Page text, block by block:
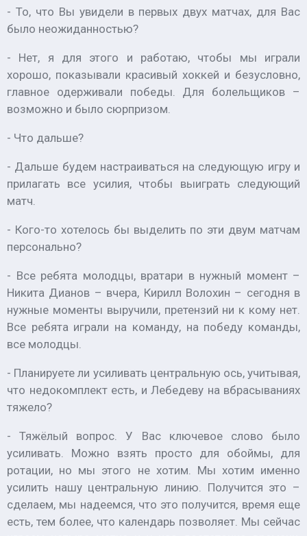
- То, что Вы увидели в первых двух матчах, для Вас
было неожиданностью?
- Нет, я для этого и работаю, чтобы мы играли
хорошо, показывали красивый хоккей и безусловно,
главное одерживали победы. Для болельщиков –
возможно и было сюрпризом.
- Что дальше?
- Дальше будем настраиваться на следующую игру и
прилагать все усилия, чтобы выиграть следующий
матч.
- Кого-то хотелось бы выделить по эти двум матчам
персонально?
- Все ребята молодцы, вратари в нужный момент –
Никита Дианов – вчера, Кирилл Волохин – сегодня в
нужные моменты выручили, претензий ни к кому нет.
Все ребята играли на команду, на победу команды,
все молодцы.
- Планируете ли усиливать центральную ось, учитывая,
что недокомплект есть, и Лебедеву на вбрасываниях
тяжело?
- Тяжёлый вопрос. У Вас ключевое слово было
усиливать. Можно взять просто для обоймы, для
ротации, но мы этого не хотим. Мы хотим именно
усилить нашу центральную линию. Получится это –
сделаем, мы надеемся, что это получится, время еще
есть, тем более, что календарь позволяет. Мы сейчас